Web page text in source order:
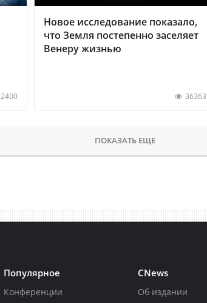
2400
Новое исследование показало,
что Земля постепенно заселяет
Венеру жизнью
36363
ПОКАЗАТЬ ЕЩЕ
Популярное
Конференции
CNews
Об издании